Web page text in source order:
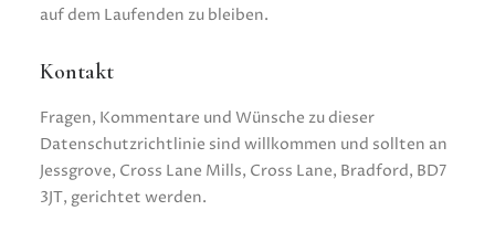
auf dem Laufenden zu bleiben.
Kontakt
Fragen, Kommentare und Wünsche zu dieser
Datenschutzrichtlinie sind willkommen und sollten an
Jessgrove, Cross Lane Mills, Cross Lane, Bradford, BD7
3JT, gerichtet werden.